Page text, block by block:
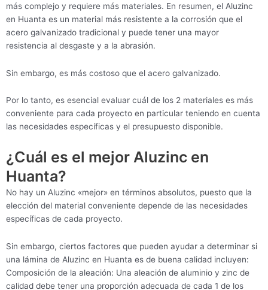
más complejo y requiere más materiales. En resumen, el Aluzinc
en Huanta es un material más resistente a la corrosión que el
acero galvanizado tradicional y puede tener una mayor
resistencia al desgaste y a la abrasión.
Sin embargo, es más costoso que el acero galvanizado.
Por lo tanto, es esencial evaluar cuál de los 2 materiales es más
conveniente para cada proyecto en particular teniendo en cuenta
las necesidades específicas y el presupuesto disponible.
¿Cuál es el mejor Aluzinc en
Huanta?
No hay un Aluzinc «mejor» en términos absolutos, puesto que la
elección del material conveniente depende de las necesidades
específicas de cada proyecto.
Sin embargo, ciertos factores que pueden ayudar a determinar si
una lámina de Aluzinc en Huanta es de buena calidad incluyen:
Composición de la aleación: Una aleación de aluminio y zinc de
calidad debe tener una proporción adecuada de cada 1 de los